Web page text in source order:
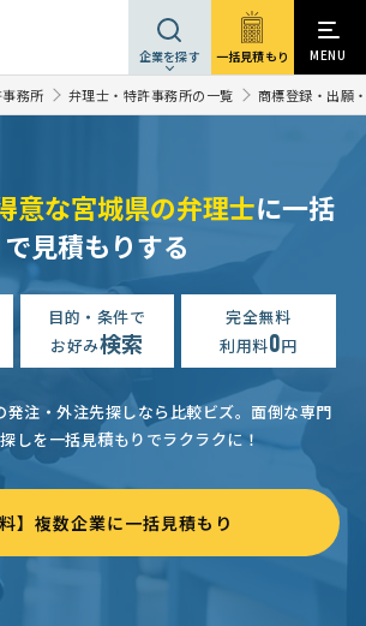
企業を探す 一括見積もり MENU
務所 弁理士・特許事務所の一覧 商標登録・出願
意な宮城県の弁理士に一括
で見積もりする
目的・条件で
お好み検索
完全無料
利用料0円
注・外注先探しなら比較ビズ。 面倒な専門
しを一括見積もりでラクラクに！
料】複数企業に一括見積もり